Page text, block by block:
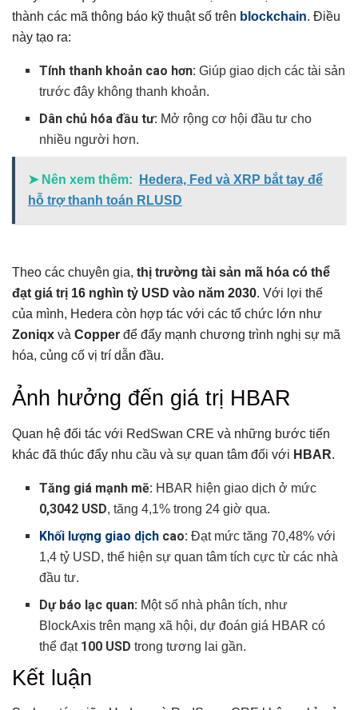
thành các mã thông báo kỹ thuật số trên blockchain. Điều
này tạo ra:
Tính thanh khoản cao hơn: Giúp giao dịch các tài sản
trước đây không thanh khoản.
Dân chủ hóa đầu tư: Mở rộng cơ hội đầu tư cho
nhiều người hơn.
➤ Nên xem thêm:
Hedera, Fed và XRP bắt tay để
hỗ trợ thanh toán RLUSD
Theo các chuyên gia, thị trường tài sản mã hóa có thể
đạt giá trị 16 nghìn tỷ USD vào năm 2030. Với lợi thế
của mình, Hedera còn hợp tác với các tổ chức lớn như
Zoniqx và Copper để đẩy mạnh chương trình nghị sự mã
hóa, củng cố vị trí dẫn đầu.
Ảnh hưởng đến giá trị HBAR
Quan hệ đối tác với RedSwan CRE và những bước tiến
khác đã thúc đẩy nhu cầu và sự quan tâm đối với HBAR.
Tăng giá mạnh mẽ: HBAR hiện giao dịch ở mức
0,3042 USD, tăng 4,1% trong 24 giờ qua.
Khối lượng giao dịch cao: Đạt mức tăng 70,48% với
1,4 tỷ USD, thể hiện sự quan tâm tích cực từ các nhà
đầu tư.
Dự báo lạc quan: Một số nhà phân tích, như
BlockAxis trên mạng xã hội, dự đoán giá HBAR có
thể đạt 100 USD trong tương lai gần.
Kết luận